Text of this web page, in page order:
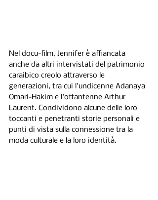
Nel docu-film, Jennifer è affiancata
anche da altri intervistati del patrimonio
caraibico creolo attraverso le
generazioni, tra cui l'undicenne Adanaya
Omari-Hakim e l'ottantenne Arthur
Laurent. Condividono alcune delle loro
toccanti e penetranti storie personali e
punti di vista sulla connessione tra la
moda culturale e la loro identità.